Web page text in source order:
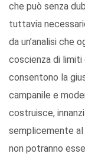
che può senza
tuttavia
da un’analisi che
coscienza di limiti
consentono la
campanile e
costruisce,
semplicemente
non potranno